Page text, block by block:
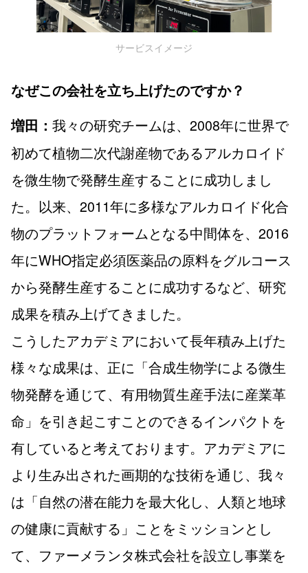
サービスイメージ
なぜこの会社を立ち上げたのですか？
増田： 我々の研究チームは、2008年に世界で
初めて植物二次代謝産物であるアルカロイド
を微生物で発酵生産することに成功しまし
た。以来、2011年に多様なアルカロイド化合
物のプラットフォームとなる中間体を、2016
年にWHO指定必須医薬品の原料をグルコース
から発酵生産することに成功するなど、研究
成果を積み上げてきました。
こうしたアカデミアにおいて長年積み上げた
様々な成果は、正に「合成生物学による微生
物発酵を通じて、有用物質生産手法に産業革
命」を引き起こすことのできるインパクトを
有していると考えております。アカデミアに
より生み出された画期的な技術を通じ、我々
は「自然の潜在能力を最大化し、人類と地球
の健康に貢献する」ことをミッションとし
て、ファーメランタ株式会社を設立し事業を